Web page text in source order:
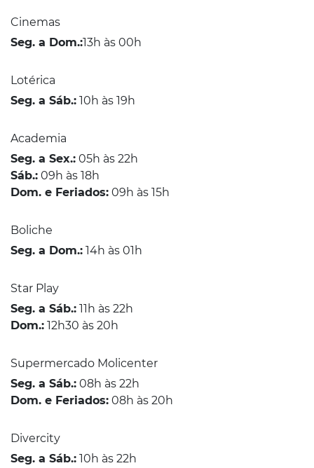
Cinemas
Seg. a Dom.:13h às 00h
Lotérica
Seg. a Sáb.: 10h às 19h
Academia
Seg. a Sex.: 05h às 22h
Sáb.: 09h às 18h
Dom. e Feriados: 09h às 15h
Boliche
Seg. a Dom.: 14h às 01h
Star Play
Seg. a Sáb.: 11h às 22h
Dom.: 12h30 às 20h
Supermercado Molicenter
Seg. a Sáb.: 08h às 22h
Dom. e Feriados: 08h às 20h
Divercity
Seg. a Sáb.: 10h às 22h